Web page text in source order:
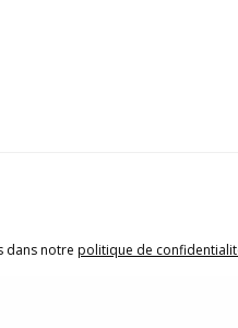
dans notrepolitique de